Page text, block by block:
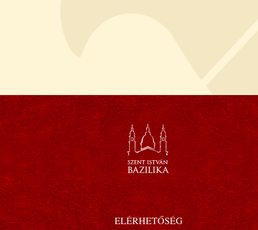
ELÉRHETŐSÉG